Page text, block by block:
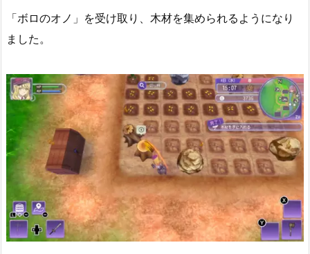
「ボロのオノ」を受け取り、木材を集められるようになり
ました。